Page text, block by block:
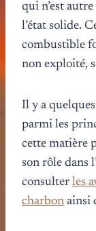
qui n’est
l’état solide.
combustible
non exploité,
Il y a
parmi les
cette matière
son rôle dans
consulter les
charbon ainsi